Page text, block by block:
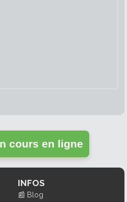
cours en ligne
INFOS
📰 Blog